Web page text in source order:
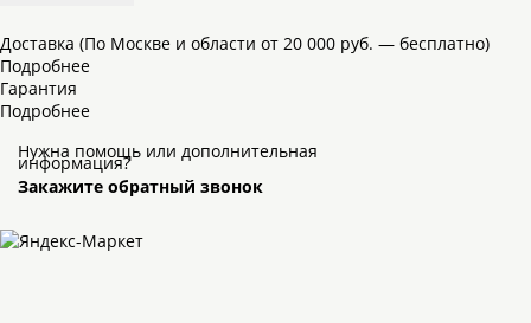
Доставка (По Москве и области от 20 000 руб. — бесплатно)
Подробнее
Гарантия
Подробнее
Нужна помощь или дополнительная
информация?
Закажите обратный звонок